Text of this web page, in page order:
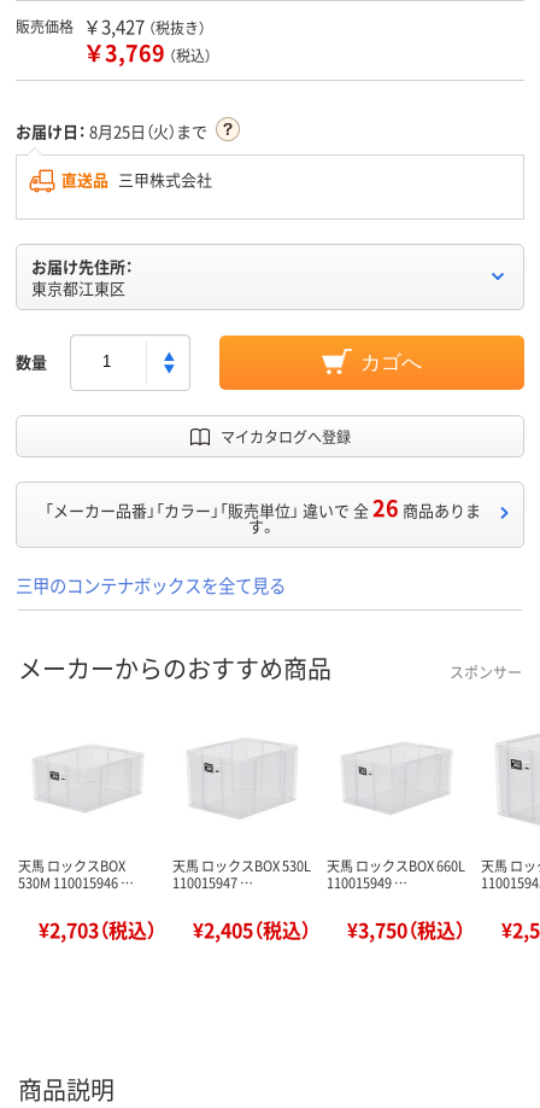
販売価格 ￥3,427 （税抜き）
￥3,769 （税込）
お届け日： 8月25日（火）まで
直送品 三甲株式会社
お届け先住所：
東京都江東区
数量 カゴへ
マイカタログへ登録
「メーカー品番」「カラー」「販売単位」 違いで 全26 商品ありま
す。
三甲のコンテナボックスを全て見る
メーカーからのおすすめ商品 スポンサー
天馬 ロックスBOX
530M 110015946 …
¥2,703（税込）
天馬 ロックスBOX 530L
110015947 …
¥2,405（税込）
天馬 ロックスBOX 660L
110015949 …
¥3,750（税込）
天馬 ロッ
商品説明